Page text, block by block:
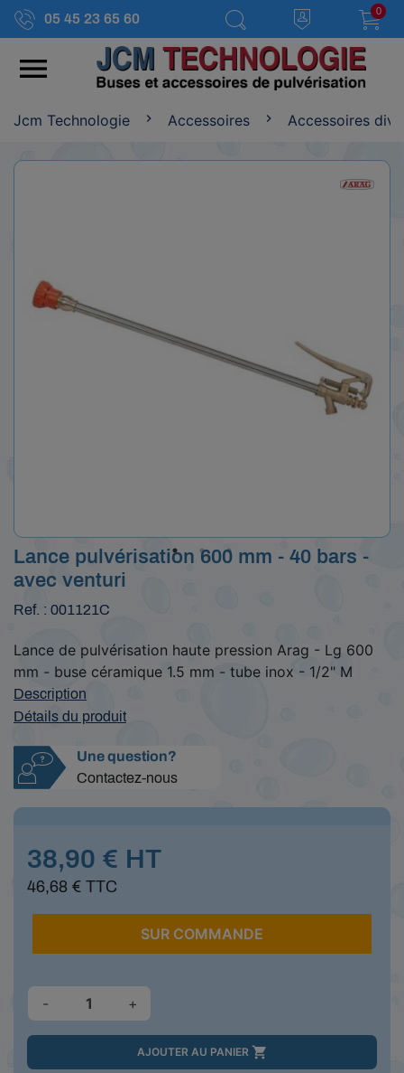
05 45 23 65 60
0

Jcm Technologie Accessoires Accessoires
Lance pulvérisation 600 mm - 40 bars -
avec venturi
Ref. : 001121C
Lance de pulvérisation haute pression Arag - Lg 600
mm - buse céramique 1.5 mm - tube inox - 1/2" M
Description
Détails du produit
Une question?
Contactez-nous
38,90 € HT
46,68 € TTC
SUR COMMANDE
- +
AJOUTER AU PANIER 